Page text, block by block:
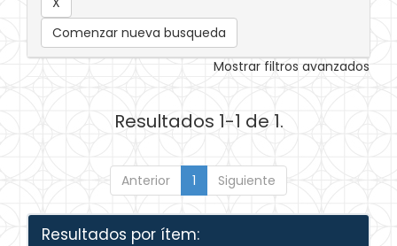
Comenzar nueva busqueda
Mostrar filtros avanzados
Resultados 1-1 de 1.
Anterior 1 Siguiente
Resultados por ítem: